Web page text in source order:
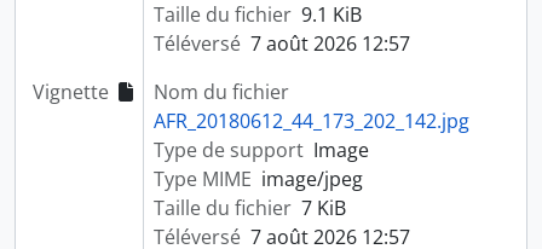
Taille du fichier 9.1 KiB
Téléversé 7 août 2026 12:57
Vignette
Nom du fichier
AFR_20180612_44_173_202_142.jpg
Type de support Image
Type MIME image/jpeg
Taille du fichier 7 KiB
Téléversé 7 août 2026 12:57